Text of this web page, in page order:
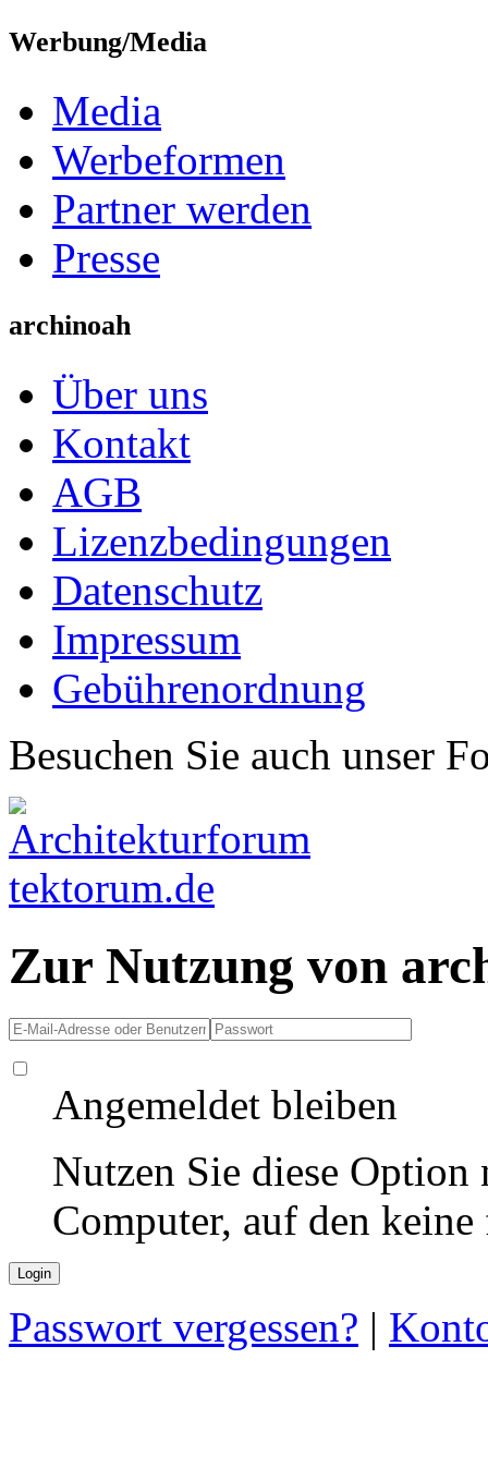
Werbung/Media
Media
Werbeformen
Partner werden
Presse
archinoah
Über uns
Kontakt
AGB
Lizenzbedingungen
Datenschutz
Impressum
Gebührenordnung
Besuchen Sie auch unser
Zur Nutzung von
Angemeldet bleiben
Nutzen Sie diese
Computer, auf den
Passwort vergessen? |